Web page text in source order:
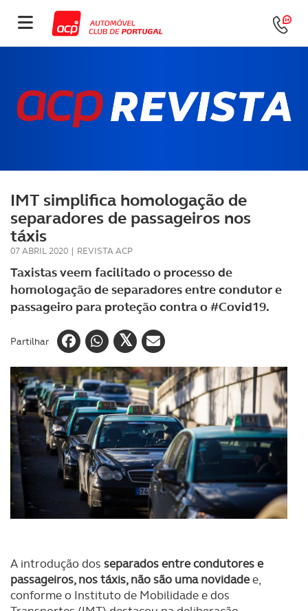
IMT simplifica homologação de
separadores de passageiros nos
táxis
07 ABRIL 2020 | REVISTA ACP
Taxistas veem facilitado o processo de
homologação de separadores entre condutor e
passageiro para proteção contra o #Covid19.
Partilhar
A introdução dos separados entre condutores e
passageiros, nos táxis, não são uma novidadee,
conforme o Instituto de Mobilidade e dos